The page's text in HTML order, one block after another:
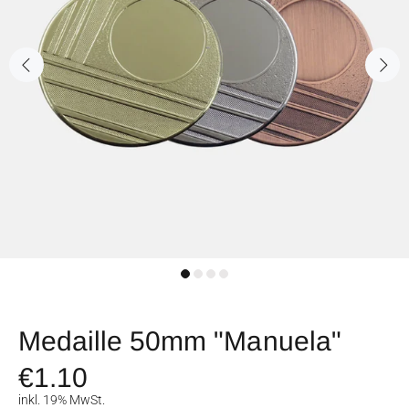
Medaille 50mm "Manuela"
€1.10
inkl. 19% MwSt.